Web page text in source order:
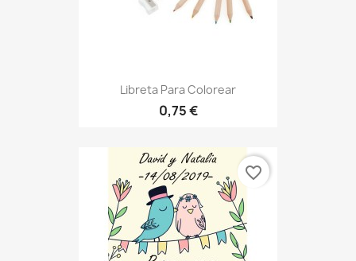
Libreta Para Colorear
0,75 €
favorite_border